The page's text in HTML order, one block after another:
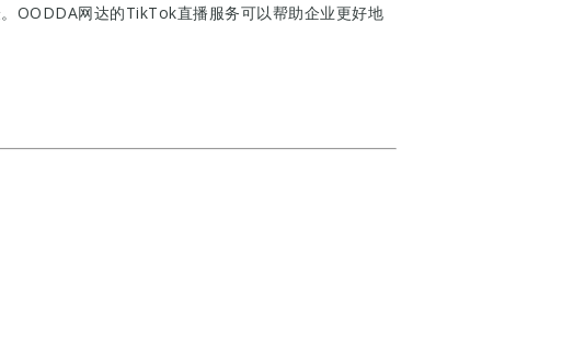
OODDA网达的TikTok直播服务可以帮助企业更好地